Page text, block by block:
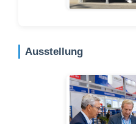
Ausstellung